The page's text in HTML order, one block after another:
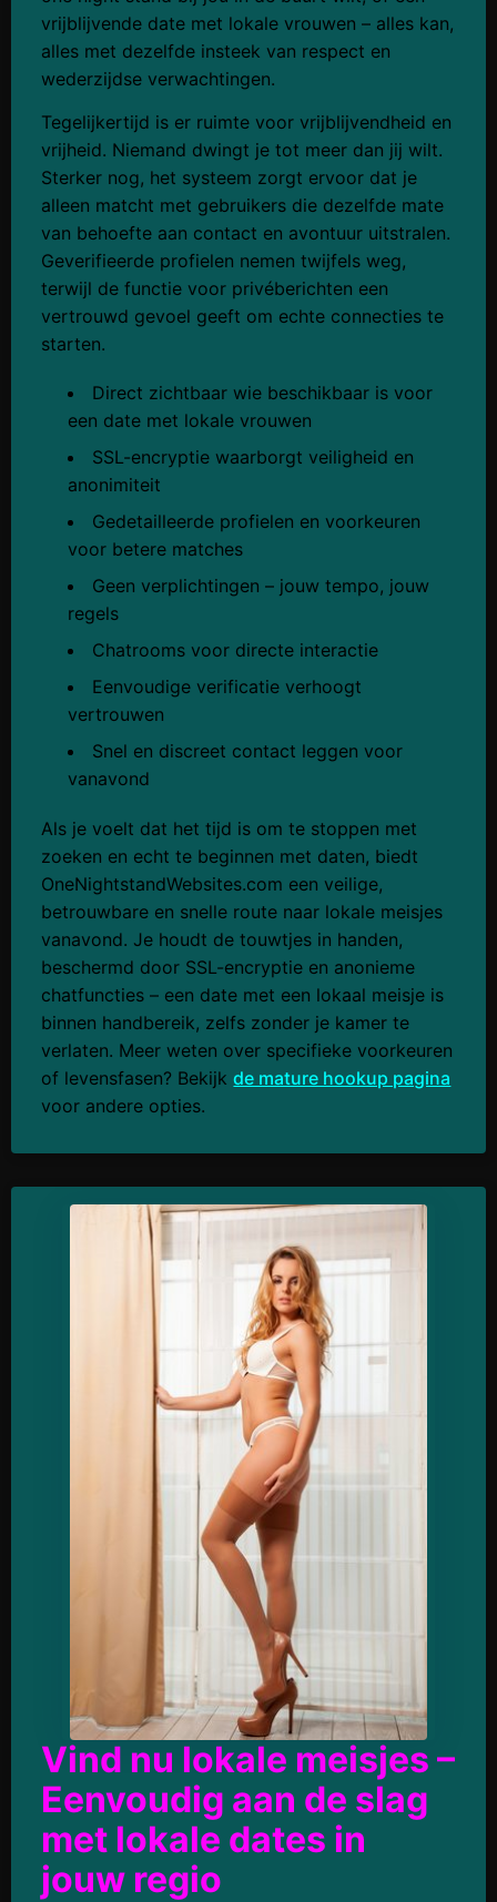
vrijblijvende date met lokale vrouwen – alles kan,
alles met dezelfde insteek van respect en
wederzijdse verwachtingen.
Tegelijkertijd is er ruimte voor vrijblijvendheid en
vrijheid. Niemand dwingt je tot meer dan jij wilt.
Sterker nog, het systeem zorgt ervoor dat je
alleen matcht met gebruikers die dezelfde mate
van behoefte aan contact en avontuur uitstralen.
Geverifieerde profielen nemen twijfels weg,
terwijl de functie voor privéberichten een
vertrouwd gevoel geeft om echte connecties te
starten.
Direct zichtbaar wie beschikbaar is voor
een date met lokale vrouwen
SSL-encryptie waarborgt veiligheid en
anonimiteit
Gedetailleerde profielen en voorkeuren
voor betere matches
Geen verplichtingen – jouw tempo, jouw
regels
Chatrooms voor directe interactie
Eenvoudige verificatie verhoogt
vertrouwen
Snel en discreet contact leggen voor
vanavond
Als je voelt dat het tijd is om te stoppen met
zoeken en echt te beginnen met daten, biedt
OneNightstandWebsites.com een veilige,
betrouwbare en snelle route naar lokale meisjes
vanavond. Je houdt de touwtjes in handen,
beschermd door SSL-encryptie en anonieme
chatfuncties – een date met een lokaal meisje is
binnen handbereik, zelfs zonder je kamer te
verlaten. Meer weten over specifieke voorkeuren
of levensfasen? Bekijkde mature hookup pagina
voor andere opties.
Vind nu lokale meisjes –
Eenvoudig aan de slag
met lokale dates in
jouw regio